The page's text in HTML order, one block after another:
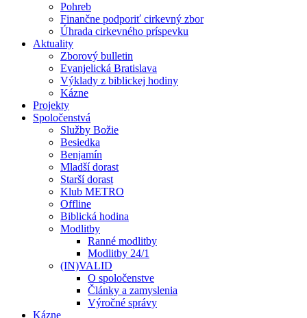
Pohreb
Finančne podporiť cirkevný zbor
Úhrada cirkevného príspevku
Aktuality
Zborový bulletin
Evanjelická Bratislava
Výklady z biblickej hodiny
Kázne
Projekty
Spoločenstvá
Služby Božie
Besiedka
Benjamín
Mladší dorast
Starší dorast
Klub METRO
Offline
Biblická hodina
Modlitby
Ranné modlitby
Modlitby 24/1
(IN)VALID
O spoločenstve
Články a zamyslenia
Výročné správy
Kázne